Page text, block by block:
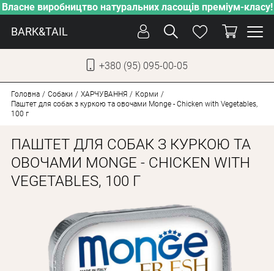
Власне виробництво натуральних ласощів преміум-класу!
BARK&TAIL
+380 (95) 095-00-05
ПІКЛУВАННЯ
ВІД СПЕКИ
ВЛАСНЕ ВИРОБНИЦТВО
НОВИНКИ
АКЦІЇ
ДЛЯ КОТІВ
Головна Собаки ХАРЧУВАННЯ
Корми
Паштет для собак з куркою та овочами Monge - Chicken with Vegetables,
100 г
ПАШТЕТ ДЛЯ СОБАК З КУРКОЮ ТА
ОВОЧАМИ MONGE - CHICKEN WITH
VEGETABLES, 100 Г